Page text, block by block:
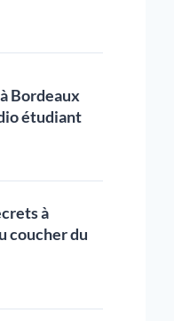
Bordeaux
étudiant
à
coucher du